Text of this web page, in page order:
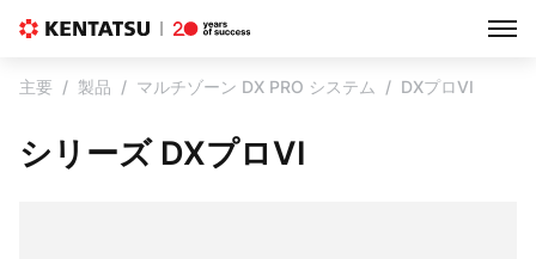
主要 製品 マルチゾーン DX PRO システム DXプロVI
シリーズ DXプロVI